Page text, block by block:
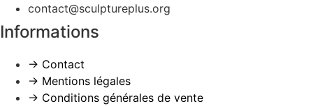
contact@sculptureplus.org
Informations
→ Contact
→ Mentions légales
→ Conditions générales de vente